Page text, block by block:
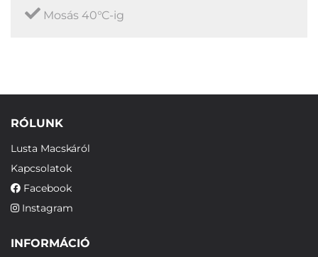
Mosás 40°C-ig
RÓLUNK
Lusta Macskáról
Kapcsolatok
Facebook
Instagram
INFORMÁCIÓ